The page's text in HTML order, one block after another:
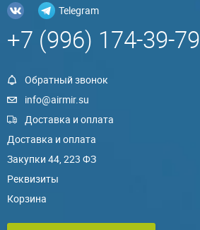
Telegram
+7 (996) 174-39-79
Обратный звонок
info@airmir.su
Доставка и оплата
Доставка и оплата
Закупки 44, 223 ФЗ
Реквизиты
Корзина